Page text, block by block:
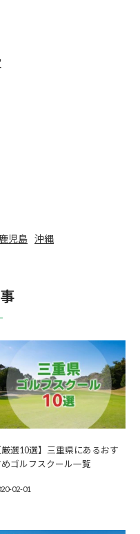
鹿児島 沖縄
厳選10選】三重県にあるおす
めゴルフスクール一覧
02-01